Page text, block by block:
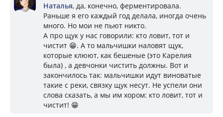
Наталья, да, конечно, ферментировала.
Раньше я его каждый год делала, иногда очень
много. Но мои не пьют никто.
А про щук у нас говорили: кто ловит, тот и
чистит 😁. А то мальчишки наловят щук,
которые клюют, как бешеные (это Карелия
была) , а девчонки чистить должны. Вот и
закончилось так: мальчишки идут виноватые
такие с реки, связку щук несут. Не успели они
слова сказать, а мы им хором: кто ловит, тот и
чистит! 😁